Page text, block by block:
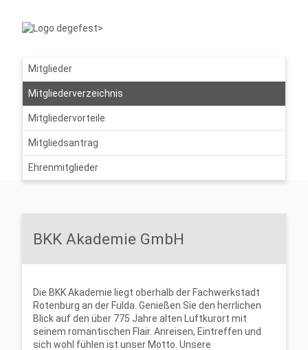
Mitglieder
Mitgliederverzeichnis
Mitgliedervorteile
Mitgliedsantrag
Ehrenmitglieder
BKK Akademie GmbH
Die BKK Akademie liegt oberhalb der Fachwerkstadt
Rotenburg an der Fulda. Genießen Sie den herrlichen
Blick auf den über 775 Jahre alten Luftkurort mit
seinem romantischen Flair. Anreisen, Eintreffen und
sich wohl fühlen ist unser Motto. Unsere